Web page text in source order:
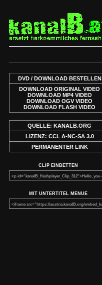
DVD / DOWNLOAD BESTELLEN
DOWNLOAD ORIGINAL VIDEO
DOWNLOAD MP4 VIDEO
DOWNLOAD OGV VIDEO
DOWNLOAD FLASH VIDEO
QUELLE: KANALB.ORG
LIZENZ: CCL A-NC-SA 3.0
PERMANENTER LINK
CLIP EINBETTEN
MIT UNTERTITEL MENUE